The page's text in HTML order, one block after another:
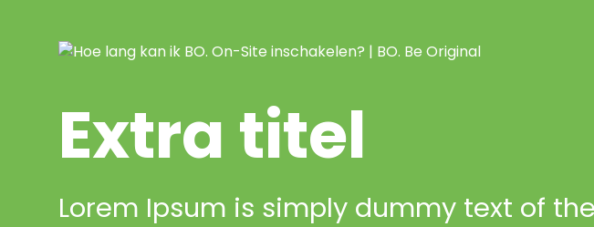
Extra titel
Lorem Ipsum is simply dummy text of